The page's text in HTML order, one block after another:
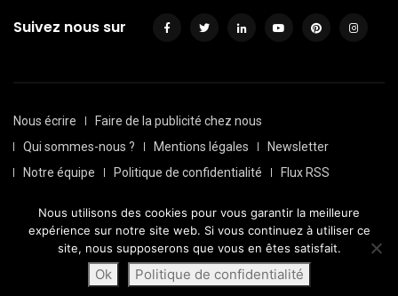
Suivez nous sur
Nous écrire
Faire de la publicité chez nous
Qui sommes-nous ?
Mentions légales
Newsletter
Notre équipe
Politique de confidentialité
Flux RSS
© Depuis 2016, Myafricainfos. Tout droits réservés | Fait avec
Transversall
Nous utilisons des cookies pour vous garantir la meilleure
expérience sur notre site web. Si vous continuez à utiliser ce
site, nous supposerons que vous en êtes satisfait.
Ok Politique de confidentialité